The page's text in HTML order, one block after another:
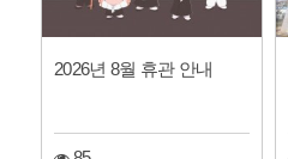
2026년 8월 휴관 안내